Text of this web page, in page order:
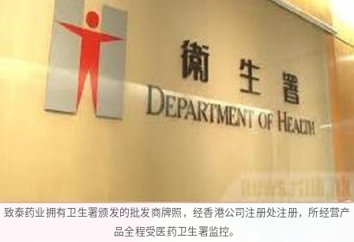
致泰药业拥有卫生署颁发的批发商牌照，经香港公司注册处注册，所经营产
品全程受医药卫生署监控。